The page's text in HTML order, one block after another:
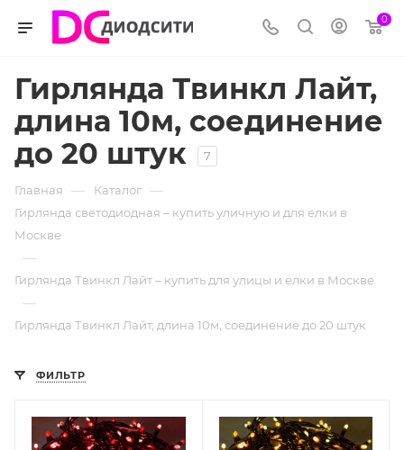
0
Гирлянда Твинкл Лайт,
длина 10м, соединение
до 20 штук
7
Главная — Каталог —
Гирлянда светодиодная – купить уличную и для елки в
Москве
—
Гирлянда Твинкл Лайт – купить для улицы и елки в Москве
—
Гирлянда Твинкл Лайт, длина 10м, соединение до 20 штук
ФИЛЬТР